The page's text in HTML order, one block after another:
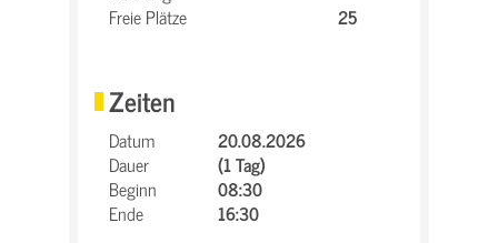
Freie Plätze
25
Zeiten
Datum
20.08.2026
Dauer
(1 Tag)
Beginn
08:30
Ende
16:30